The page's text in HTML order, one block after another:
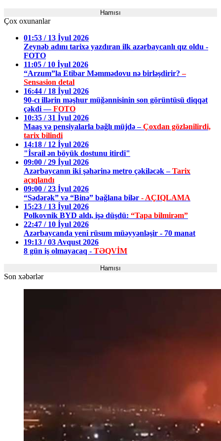
Hamısı
Çox oxunanlar
01:53 / 13 İyul 2026
Zeynəb adını tarixə yazdıran ilk azərbaycanlı qız oldu -
FOTO
11:05 / 10 İyul 2026
“Arzum”la Etibar Məmmədovu nə birləşdirir?–
Sensasion detal
16:44 / 18 İyul 2026
90-cı illərin məşhur müğənnisinin son görüntüsü diqqət
çəkdi —FOTO
10:35 / 31 İyul 2026
Maaş və pensiyalarla bağlı müjdə –Çoxdan gözlənilirdi,
tarix bilindi
14:18 / 12 İyul 2026
"İsrail ən böyük dostunu itirdi"
09:00 / 29 İyul 2026
Azərbaycanın iki şəhərinə metro çəkiləcək –Tarix
açıqlandı
09:00 / 23 İyul 2026
“Sədərək” və “Binə” bağlana bilər - AÇIQLAMA
15:23 / 13 İyul 2026
Polkovnik BYD aldı, işə düşdü: “Tapa bilmirəm”
22:47 / 10 İyul 2026
Azərbaycanda yeni rüsum müəyyənləşir - 70 manat
19:13 / 03 Avqust 2026
8 gün iş olmayacaq - TƏQVİM
Hamısı
Son xəbərlər